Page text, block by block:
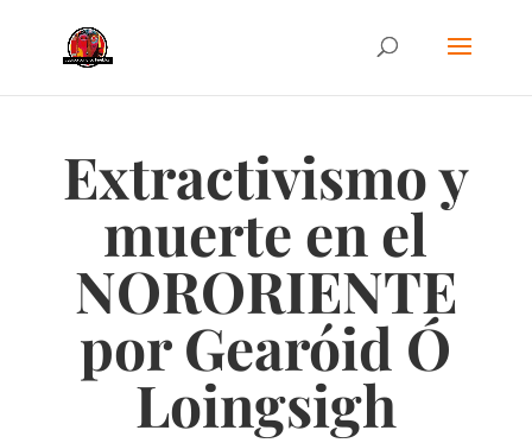
Extractivismo y
muerte en el
NORORIENTE
por Gearóid Ó
Loingsigh